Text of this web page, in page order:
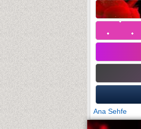
Ana Sehfe